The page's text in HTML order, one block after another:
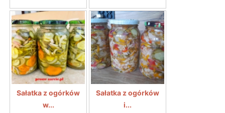
Sałatka z ogórków
w...
Sałatka z ogórków
i...